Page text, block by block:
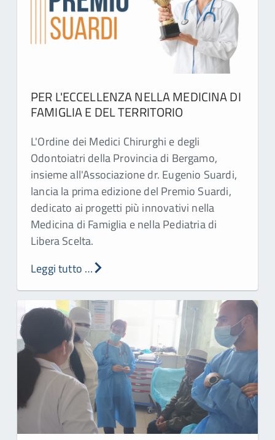
PER L'ECCELLENZA NELLA MEDICINA DI
FAMIGLIA E DEL TERRITORIO
L'Ordine dei Medici Chirurghi e degli
Odontoiatri della Provincia di Bergamo,
insieme all'Associazione dr. Eugenio Suardi,
lancia la prima edizione del Premio Suardi,
dedicato ai progetti più innovativi nella
Medicina di Famiglia e nella Pediatria di
Libera Scelta.
Leggi tutto …